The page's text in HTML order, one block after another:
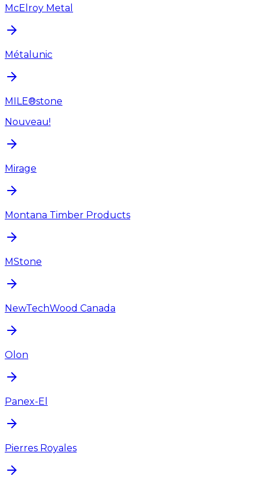
McElroy Metal
Métalunic
MILE®stone
Nouveau!
Mirage
Montana Timber Products
MStone
NewTechWood Canada
Olon
Panex-El
Pierres Royales